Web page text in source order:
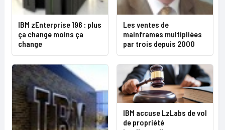
IBM zEnterprise 196 : plus
ça change moins ça
change
Les ventes de
mainframes multipliées
par trois depuis 2000
IBM accuse LzLabs de vol
de propriété